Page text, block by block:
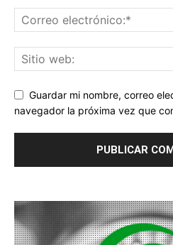
Guardar mi nombre, correo
navegador la próxima vez que